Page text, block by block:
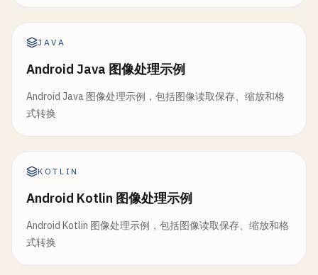
JAVA
Android Java 图像处理示例
Android Java 图像处理示例，包括图像读取保存、缩放和格
式转换
KOTLIN
Android Kotlin 图像处理示例
Android Kotlin 图像处理示例，包括图像读取保存、缩放和格
式转换